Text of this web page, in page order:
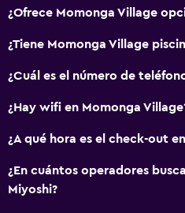
¿Ofrece Momonga Village
¿Tiene Momonga Village
¿Cuál es el número de
¿Hay wifi en Momonga
¿A qué hora es el check-out
¿En cuántos operadores
Miyoshi?